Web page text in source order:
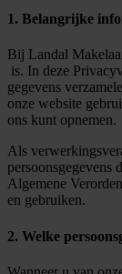
1. Belangrijke
Bij Landal
is. In deze
gegevens
onze website
ons kunt opnemen.
Als
persoonsgegevens
Algemene
en gebruiken.
2. Welke